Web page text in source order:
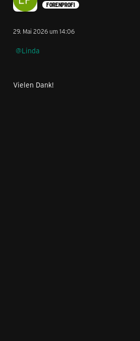
FORENPROFI
29. Mai 2026 um 14:06
Linda
Vielen Dank!